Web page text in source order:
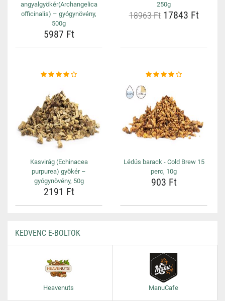
angyalgyökér(Archangelica
officinalis) – gyógynövény,
500g
5987 Ft
250g
18963 Ft17843 Ft
Kasvirág (Echinacea
purpurea) gyökér –
gyógynövény, 50g
2191 Ft
Lédús barack - Cold Brew 15
perc, 10g
903 Ft
KEDVENC E-BOLTOK
Heavenuts ManuCafe